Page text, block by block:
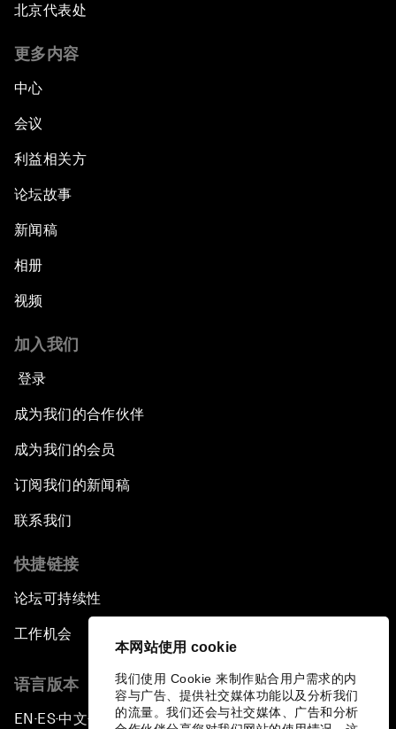
本网站使用 cookie
我们使用 Cookie 来制作贴合用户需求的内
容与广告、提供社交媒体功能以及分析我们
的流量。我们还会与社交媒体、广告和分析
北京代表处
更多内容
中心
会议
利益相关方
论坛故事
新闻稿
相册
视频
加入我们
登录
成为我们的合作伙伴
成为我们的会员
订阅我们的新闻稿
联系我们
快捷链接
论坛可持续性
工作机会
语言版本
EN ▪ES▪中文▪ 日本語